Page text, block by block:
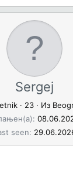
Sergej
· 23 · Из
seen